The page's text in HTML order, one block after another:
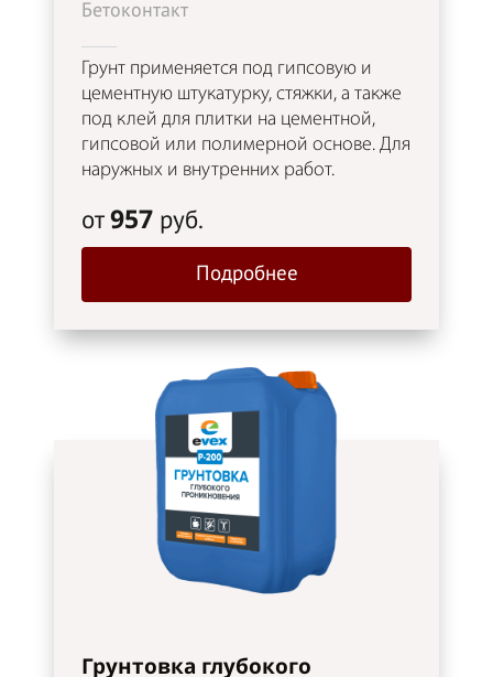
Бетоконтакт
Грунт применяется под гипсовую и
цементную штукатурку, стяжки, а также
под клей для плитки на цементной,
гипсовой или полимерной основе. Для
наружных и внутренних работ.
от 957 руб.
Подробнее
Грунтовка глубокого